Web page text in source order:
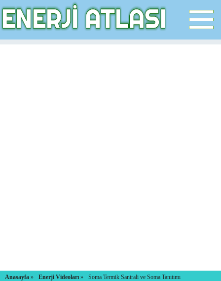
Anasayfa » Enerji Videoları » Soma Termik Santrali ve Soma Tanıtımı